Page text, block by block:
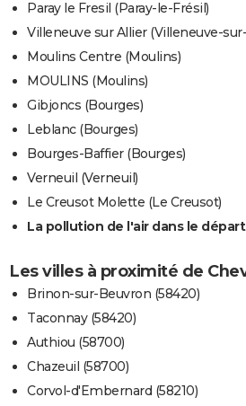
Paray le Fresil (Paray-le-Frésil)
Villeneuve sur Allier (Villeneuve-
Moulins Centre (Moulins)
MOULINS (Moulins)
Gibjoncs (Bourges)
Leblanc (Bourges)
Bourges-Baffier (Bourges)
Verneuil (Verneuil)
Le Creusot Molette (Le Creusot)
La pollution de l'air dans le
Les villes à proximité de
Brinon-sur-Beuvron (58420)
Taconnay (58420)
Authiou (58700)
Chazeuil (58700)
Corvol-d'Embernard (58210)